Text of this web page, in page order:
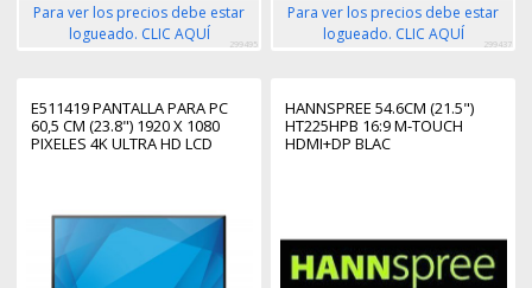
Para ver los precios debe estar
logueado. CLIC AQUÍ
299495
Para ver los precios debe estar
logueado. CLIC AQUÍ
299437
E511419 PANTALLA PARA PC
60,5 CM (23.8") 1920 X 1080
PIXELES 4K ULTRA HD LCD
HANNSPREE 54.6CM (21.5")
HT225HPB 16:9 M-TOUCH
HDMI+DP BLAC